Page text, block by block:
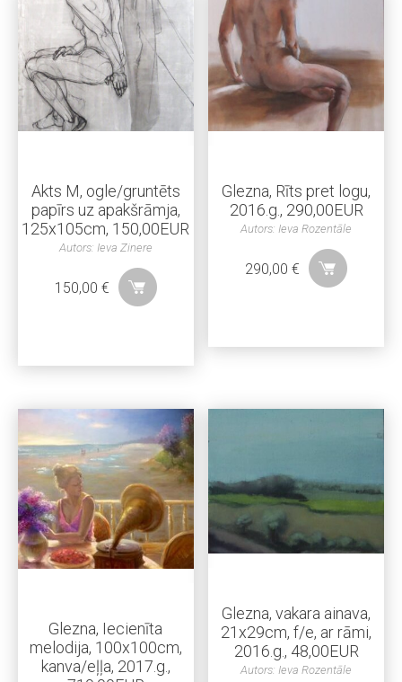
Akts M, ogle/gruntēts
papīrs uz apakšrāmja,
125x105cm, 150,00EUR
Autors: Ieva Zinere
150,00 €
Glezna, Rīts pret logu,
2016.g., 290,00EUR
Autors: Ieva Rozentāle
290,00€
Glezna, Iecienīta
melodija, 100x100cm,
kanva/eļļa, 2017.g.,
Glezna, vakara ainava,
21x29cm, f/e, ar rāmi,
2016.g., 48,00EUR
Autors: Ieva Rozentāle